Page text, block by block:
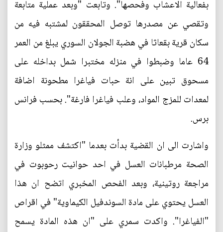
بفعالية الاعشاب وفحصها". وتابعت "وبعد عملية متابعة
وتقصي عن مصدرها توصل المحققون لمشتبه فيه من
سكان قرية بقعاثا في هضبة الجولان السوري يبلغ من العمر
64 عاما وضبطوا في منزله مختبرا شمل بداخله على
مسحوق تبين على انة حبات فياغرا مطحونة اضافة
لمعدات للمزج المواد، وعلب فياغرا فارغة". بحسب فرانس
برس.
واشارت الى ان القضية بدأت بعدما "اكتشف ممثلو وزارة
الصحة مرطبانات العسل في احد حوانيت رحوبوت في
مراجعة روتينية، وبعد الفحص المخبري اتضح ان هذا
العسل يحتوي على مادة السوندفيل الكيماوية" في اقراص
"الفياغرا". واكدت سمري على "ان هذه المادة يسمح